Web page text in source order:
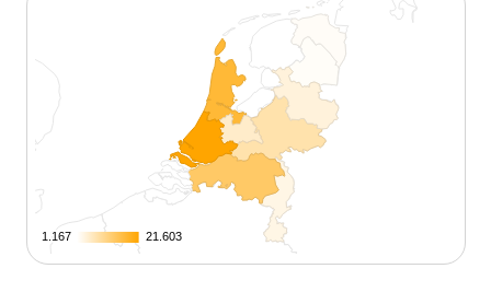
1.167
1.167 21.603
21.603